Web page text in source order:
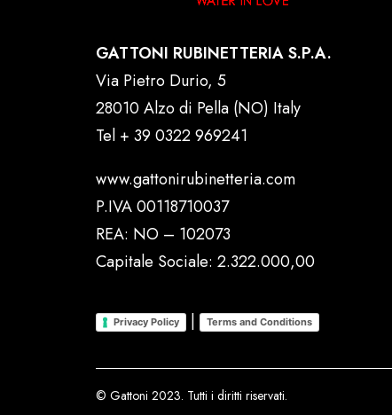
GATTONI RUBINETTERIA S.P.A.
Via Pietro Durio, 5
28010 Alzo di Pella (NO) Italy
Tel + 39 0322 969241
www.gattonirubinetteria.com
P.IVA 00118710037
REA: NO – 102073
Capitale Sociale: 2.322.000,00
Privacy Policy | Terms and Conditions
© Gattoni 2023. Tutti i diritti riservati.